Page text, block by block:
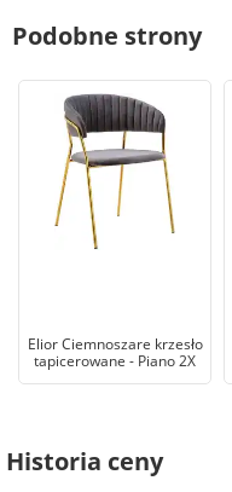
Podobne strony
Elior Ciemnoszare krzesło
tapicerowane - Piano 2X
Historia ceny